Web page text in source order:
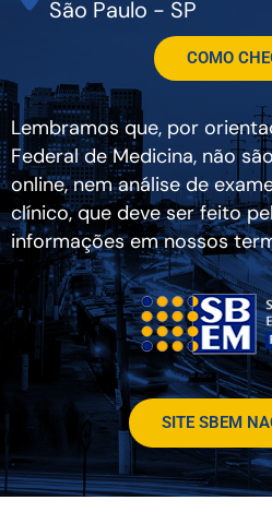
São Paulo - SP
COMO
Lembramos que, por
Federal de Medicina, não
online, nem análise de
clínico, que deve ser feito
informações em nossos
SITE SBEM